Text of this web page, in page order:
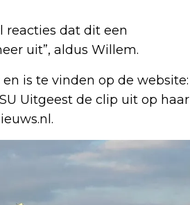
reacties dat dit een
uit”, aldus Willem.
is te vinden op de website:
Uitgeest de clip uit op haar